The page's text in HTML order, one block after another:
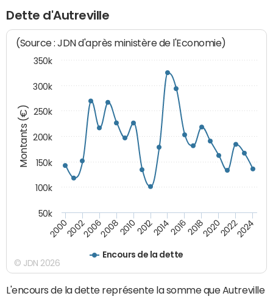
Dette d'Autreville
Montants (€)
(Source : JDN d'après ministère de l'Economie)
Encours de la dette
200020022006200820102012201420162018202020222024
50k
100k
150k
200k
250k
300k
350k
© JDN 2026
L'encours de la dette représente la somme que Autreville